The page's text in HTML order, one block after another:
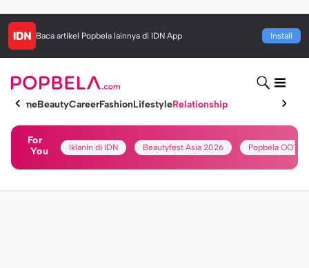
Baca artikel Popbela lainnya di IDN App Install
HomeBeautyCareerFashionLifestyleRelationship
For
You
Iklanin di IDN Beautyfest Asia 2026 Popbela OOTD